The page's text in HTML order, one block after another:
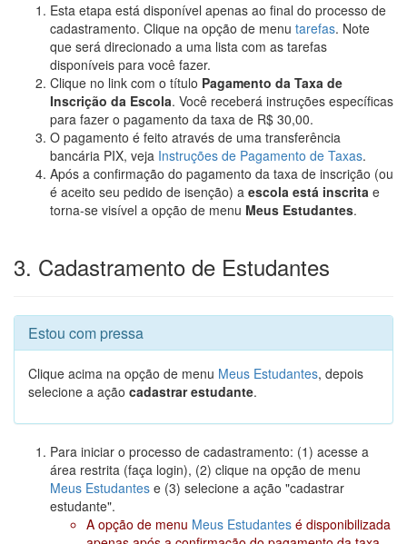
Esta etapa está disponível apenas ao final do processo de
cadastramento. Clique na opção de menu tarefas. Note
que será direcionado a uma lista com as tarefas
disponíveis para você fazer.
Clique no link com o título Pagamento da Taxa de
Inscrição da Escola. Você receberá instruções específicas
para fazer o pagamento da taxa de R$ 30,00.
O pagamento é feito através de uma transferência
bancária PIX, veja Instruções de Pagamento de Taxas.
Após a confirmação do pagamento da taxa de inscrição (ou
é aceito seu pedido de isenção) a escola está inscrita e
torna-se visível a opção de menu Meus Estudantes.
3. Cadastramento de Estudantes
Estou com pressa
Clique acima na opção de menu Meus Estudantes, depois
selecione a ação cadastrar estudante.
Para iniciar o processo de cadastramento: (1) acesse a
área restrita (faça login), (2) clique na opção de menu
Meus Estudantes e (3) selecione a ação "cadastrar
estudante".
A opção de menu Meus Estudantes é disponibilizada